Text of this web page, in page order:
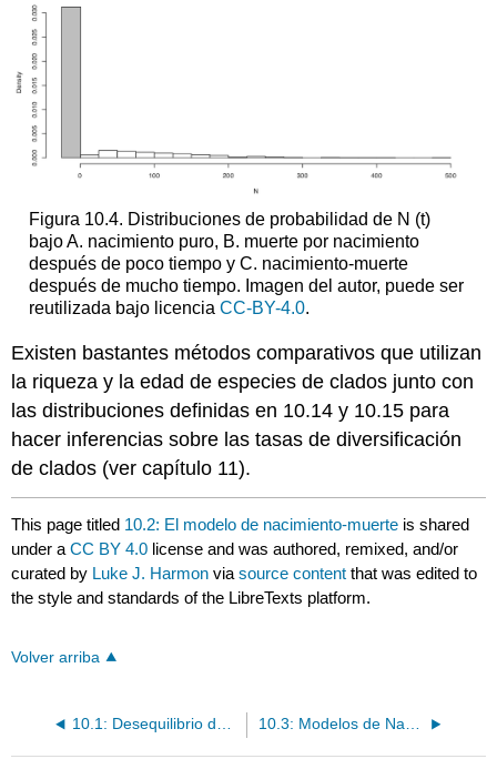
Figura 10.4. Distribuciones de probabilidad de N (t)
bajo A. nacimiento puro, B. muerte por nacimiento
después de poco tiempo y C. nacimiento-muerte
después de mucho tiempo. Imagen del autor, puede ser
reutilizada bajo licencia CC-BY-4.0.
Existen bastantes métodos comparativos que utilizan
la riqueza y la edad de especies de clados junto con
las distribuciones definidas en 10.14 y 10.15 para
hacer inferencias sobre las tasas de diversificación
de clados (ver capítulo 11).
This page titled 10.2: El modelo de nacimiento-muerte is shared
under aCC BY 4.0 license and was authored, remixed, and/or
curated by Luke J. Harmon viasource content that was edited to
the style and standards of the LibreTexts platform.
Volver arriba
10.1: Desequilibrio de Diversidad Vegetal 10.3: Modelos de Nacimiento-Muerte y árboles filogenéticos